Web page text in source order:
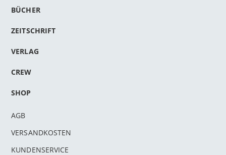
BÜCHER
ZEITSCHRIFT
VERLAG
CREW
SHOP
AGB
VERSANDKOSTEN
KUNDENSERVICE